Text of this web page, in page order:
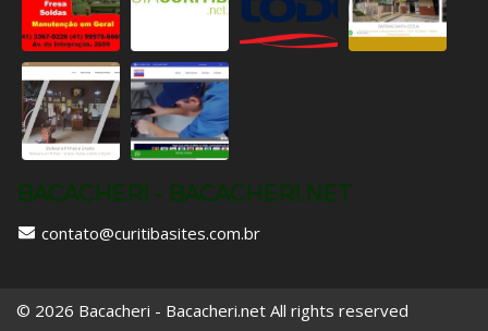
BACACHERI - BACACHERI.NET
contato@curitibasites.com.br
© 2026 Bacacheri - Bacacheri.net All rights reserved